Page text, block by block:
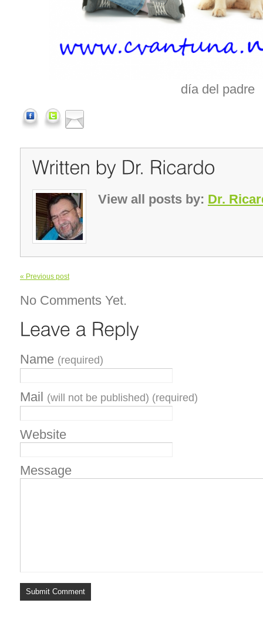
día del padre
View all posts by: Dr.
« Previous post
No Comments Yet.
Name (required)
Mail (will not be published) (required)
Website
Message